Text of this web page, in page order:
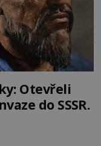
Otevřeli
do SSSR.